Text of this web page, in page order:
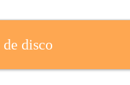
disco